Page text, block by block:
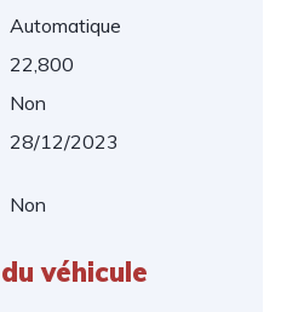
Automatique
22,800
Non
28/12/2023
Non
véhicule